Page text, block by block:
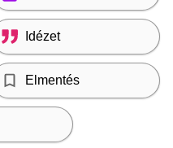
Idézet
Elmentés